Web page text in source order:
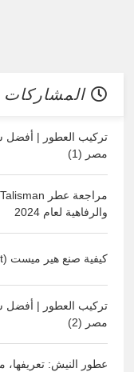
المشاركات
تركيب العطور | أفضل
مصر (1)
والرفاهية لعام 2024
كيفية صنع هير ميست (Hair Mist) طبيعي مثالي للشعر
تركيب العطور | أفضل
مصر (2)
عطور النيش: تعريفها،